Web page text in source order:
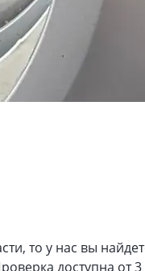
то у нас вы
доступна от